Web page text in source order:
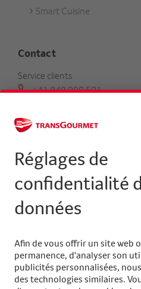
Smart Cuisine
Contact
Service clients
+41 848 000 501
Trouver un conseiller clientèle
Centrale
+41 31 858 48 48
info@transgourmet.ch
your
language
Suivez-nous sur